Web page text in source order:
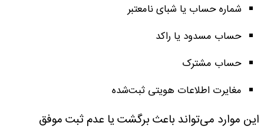
شماره حساب یا شبای نامعتبر
حساب مسدود یا راکد
حساب مشترک
مغایرت اطلاعات هویتی ثبت‌شده
این موارد می‌تواند باعث برگشت یا عدم ثبت موفق